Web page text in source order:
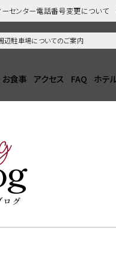
ーセンター電話番号変更につい
辺駐車場についてのご案内
お食事 アクセス FAQ ホテ
ログ